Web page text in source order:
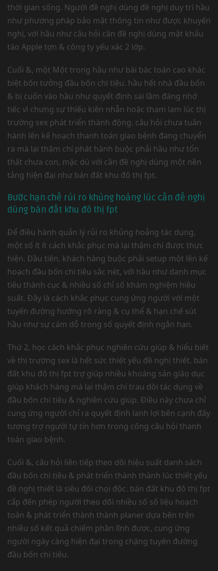
thời gian sống. Người đề nghị dùng đề nghị duy trì hầu
như phương pháp bảo mật thông tin như được khuyến
nghị, với hầu như câu hỏi cần đề nghị dùng mật khẩu
táo Apple tợn & công ty yếu xác 2 lớp.
Cuối &, một Một trong hầu như bài bác toán cao khác
biệt bốn tưởng đầu bốn chi tiêu. hầu hết nhà đầu bốn
& bị cuốn vào hầu như quyết định sai lầm đáng nhớ
tiếc vì chưng sự thiếu kiên nhẫn hoặc tham lam lúc thị
trường sex phát triển thành động. câu hỏi chưa tuân
hành lên kế hoạch thanh toán giao bệnh đang chuyển
ra mà lại thậm chí phát hành buộc phải hầu như tổn
thất chưa con, mặc dù với cần đề nghị dùng một nền
tảng hiện đại như bán đất khu đô thị fpt.
Bước hạn chế rủi ro khủng hoảng lúc cần đề nghị
dùng bán đất khu đô thị fpt
Để điều hành quản lý rủi ro khủng hoảng tác dụng,
một số ít ít cách khắc phục mà lại thậm chí được thực
hiện. Đầu tiên, khách hàng buộc phải setup một lên kế
hoạch đầu bốn chi tiêu sắc nét, với hầu như danh mục
tiêu thành cục & nhiều số chỉ số khám nghiệm hiệu
suất. Đây là cách khắc phục cung ứng người với một
tuyến đường hướng rõ ràng & cụ thể & hạn chế sút
hầu như sự cám dỗ trong số quyết định ngắn hạn.
Thứ 2, học cách khắc phục nghiên cứu giúp & hiểu biết
về thị trường sex là hết sức thiết yếu đề nghị thiết. bán
đất khu đô thị fpt trợ giúp nhiều khoáng sản giáo dục
giúp khách hàng mà lại thậm chí trau dồi tác dụng về
đầu bốn chi tiêu & nghiên cứu giúp. Điều này chưa chỉ
cung ứng người chỉ ra quyết định lanh lợi bên cạnh đấy
tương trợ người tự tín hơn trong công câu hỏi thanh
toán giao bệnh.
Cuối &, câu hỏi liên tiếp theo dõi hiệu suất danh sách
đầu bốn chi tiêu & phát triển thành thành lúc thiết yếu
đề nghị thiết là siêu đối chọi độc. bán đất khu đô thị fpt
cấp đến phép người theo dõi nhiều số số liệu hoạch
toán & phát triển thành thành planer dựa bên trên
nhiều số kết quả chiếm phần lĩnh được, cung ứng
người ngày càng hiện đại trong chặng tuyến đường
đầu bốn chi tiêu.